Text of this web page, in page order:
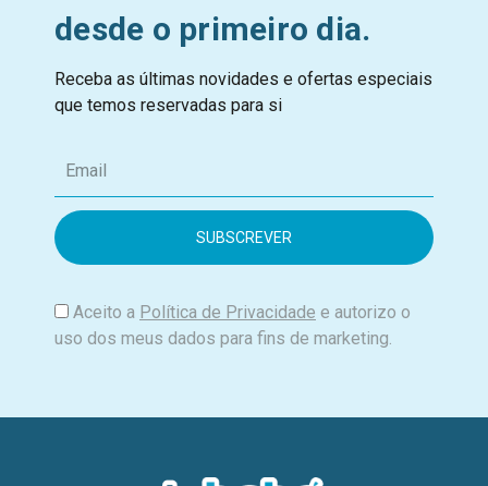
desde o primeiro dia.
Receba as últimas novidades e ofertas especiais
que temos reservadas para si
m
i
Aceito a Política de Privacidade e autorizo o
uso dos meus dados para fins de marketing.